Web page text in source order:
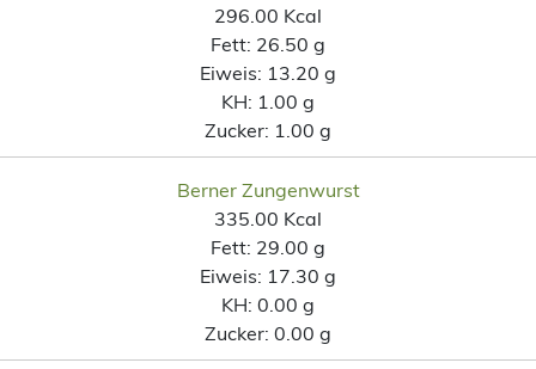
296.00 Kcal
Fett: 26.50 g
Eiweis: 13.20 g
KH: 1.00 g
Zucker: 1.00 g
Berner Zungenwurst
335.00 Kcal
Fett: 29.00 g
Eiweis: 17.30 g
KH: 0.00 g
Zucker: 0.00 g